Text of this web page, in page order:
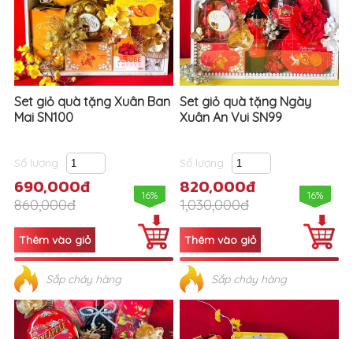
Set giỏ quà tặng Xuân Ban
Mai SN100
Số lượng
690,000đ
860,000đ
16%
Sắp cháy hàng
Set giỏ quà tặng Ngày
Xuân An Vui SN99
Số lượng
820,000đ
1,030,000đ
16%
Sắp cháy hàng